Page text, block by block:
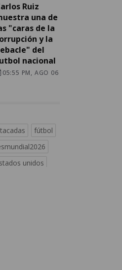
Ruiz
una de
"caras de la
y la
del
nacional
05:55 PM, AGO 06
fútbol
unidos